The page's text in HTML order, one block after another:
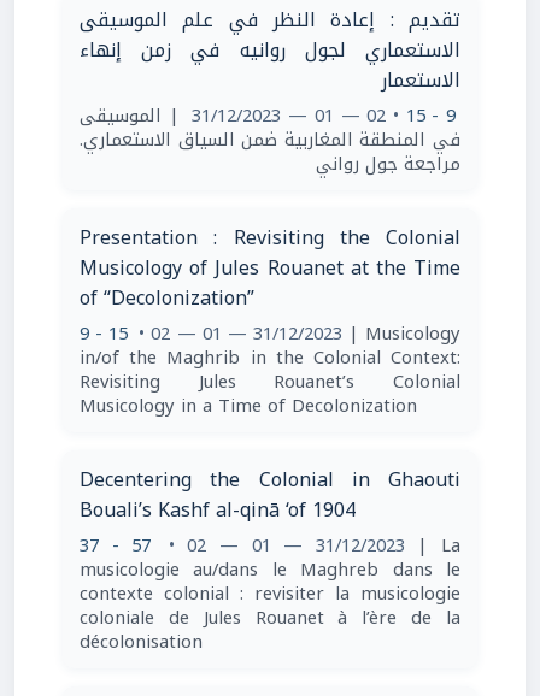
تقديم : إعادة النظر في علم الموسيقى
الاستعماري لجول روانيه في زمن إنهاء
الاستعمار
9 - 15
• 02 — 01 — 31/12/2023 | الموسيقى
في المنطقة المغاربية ضمن السياق الاستعماري.
مراجعة جول رواني
Presentation : Revisiting the Colonial
Musicology of Jules Rouanet at the Time
of “Decolonization”
9 - 15 • 02 — 01 — 31/12/2023 | Musicology
in/of the Maghrib in the Colonial Context:
Revisiting Jules Rouanet’s Colonial
Musicology in a Time of Decolonization
Decentering the Colonial in Ghaouti
Bouali’s Kashf al-qinā ‘of 1904
37 - 57 • 02 — 01 — 31/12/2023 | La
musicologie au/dans le Maghreb dans le
contexte colonial : revisiter la musicologie
coloniale de Jules Rouanet à l’ère de la
décolonisation